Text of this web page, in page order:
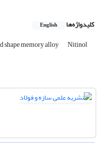
کلیدواژه‌ها English
shape memory alloy Nitinol